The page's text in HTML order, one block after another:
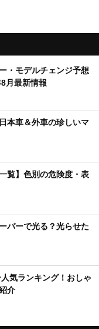
・モデルチェンジ予想
月最新情報
本車＆外車の珍しいマ
覧】色別の危険度・表
バーで光る？光らせた
気ランキング！おしゃ
介